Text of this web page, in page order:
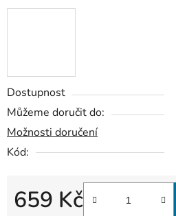
Dostupnost
Můžeme doručit do:
Možnosti doručení
Kód:
659 Kč